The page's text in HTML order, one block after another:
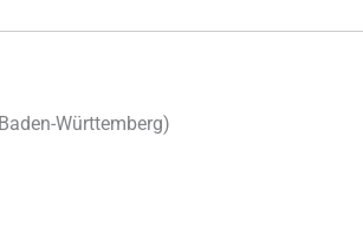
Baden-Württemberg)